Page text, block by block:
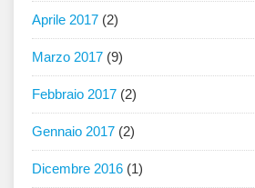
Aprile 2017 (2)
Marzo 2017 (9)
Febbraio 2017 (2)
Gennaio 2017 (2)
Dicembre 2016 (1)